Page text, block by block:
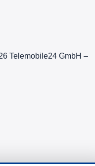
Telemobile24 GmbH –